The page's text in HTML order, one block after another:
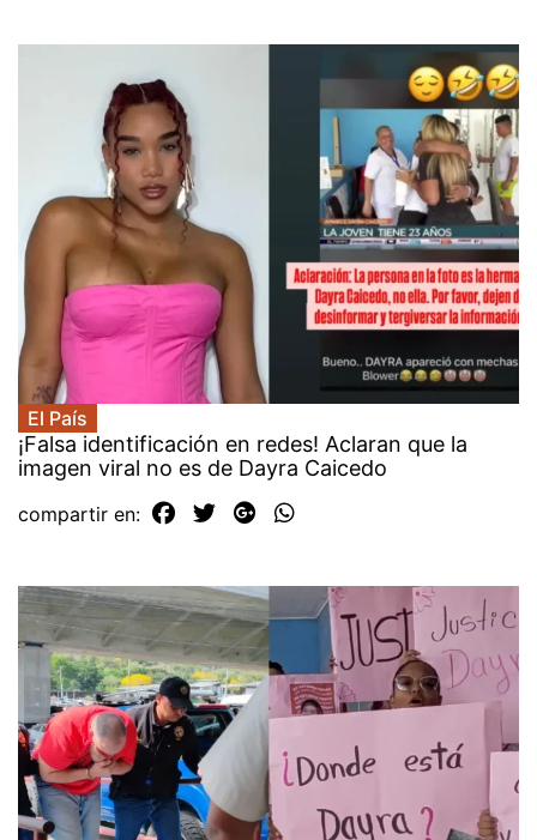
El País
¡Falsa identificación en redes! Aclaran que la
imagen viral no es de Dayra Caicedo
compartir en: